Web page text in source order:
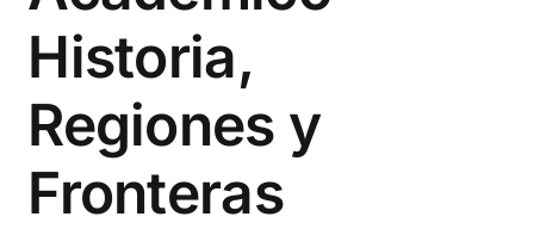
Historia,
Regiones y
Fronteras